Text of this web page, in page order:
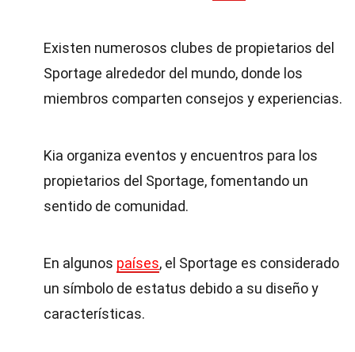
Existen numerosos clubes de propietarios del
Sportage alrededor del mundo, donde los
miembros comparten consejos y experiencias.
Kia organiza eventos y encuentros para los
propietarios del Sportage, fomentando un
sentido de comunidad.
En algunos países, el Sportage es considerado
un símbolo de estatus debido a su diseño y
características.